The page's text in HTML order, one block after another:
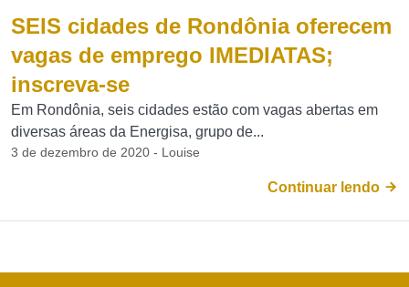
SEIS cidades de Rondônia oferecem
vagas de emprego IMEDIATAS;
inscreva-se
Em Rondônia, seis cidades estão com vagas abertas em
diversas áreas da Energisa, grupo de...
3 de dezembro de 2020 - Louise
Continuar lendo